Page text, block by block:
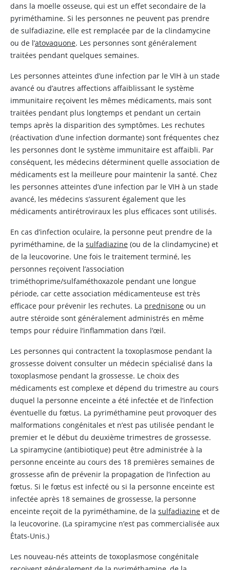
dans la moelle osseuse, qui est un effet secondaire de la
pyriméthamine. Si les personnes ne peuvent pas prendre
de sulfadiazine, elle est remplacée par de la clindamycine
ou de l’atovaquone. Les personnes sont généralement
traitées pendant quelques semaines.
Les personnes atteintes d’une infection par le VIH à un stade
avancé ou d’autres affections affaiblissant le système
immunitaire reçoivent les mêmes médicaments, mais sont
traitées pendant plus longtemps et pendant un certain
temps après la disparition des symptômes. Les rechutes
(réactivation d’une infection dormante) sont fréquentes chez
les personnes dont le système immunitaire est affaibli. Par
conséquent, les médecins déterminent quelle association de
médicaments est la meilleure pour maintenir la santé. Chez
les personnes atteintes d’une infection par le VIH à un stade
avancé, les médecins s’assurent également que les
médicaments antirétroviraux les plus efficaces sont utilisés.
En cas d’infection oculaire, la personne peut prendre de la
pyriméthamine, de la sulfadiazine (ou de la clindamycine) et
de la leucovorine. Une fois le traitement terminé, les
personnes reçoivent l’association
triméthoprime/sulfaméthoxazole pendant une longue
période, car cette association médicamenteuse est très
efficace pour prévenir les rechutes. La prednisone ou un
autre stéroïde sont généralement administrés en même
temps pour réduire l’inflammation dans l’œil.
Les personnes qui contractent la toxoplasmose pendant la
grossesse doivent consulter un médecin spécialisé dans la
toxoplasmose pendant la grossesse. Le choix des
médicaments est complexe et dépend du trimestre au cours
duquel la personne enceinte a été infectée et de l’infection
éventuelle du fœtus. La pyriméthamine peut provoquer des
malformations congénitales et n’est pas utilisée pendant le
premier et le début du deuxième trimestres de grossesse.
La spiramycine (antibiotique) peut être administrée à la
personne enceinte au cours des 18 premières semaines de
grossesse afin de prévenir la propagation de l’infection au
fœtus. Si le fœtus est infecté ou si la personne enceinte est
infectée après 18 semaines de grossesse, la personne
enceinte reçoit de la pyriméthamine, de la sulfadiazine et de
la leucovorine. (La spiramycine n’est pas commercialisée aux
États-Unis.)
Les nouveau-nés atteints de toxoplasmose congénitale